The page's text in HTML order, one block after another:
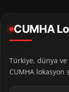
CUMHA
Türkiye, dünya
CUMHA